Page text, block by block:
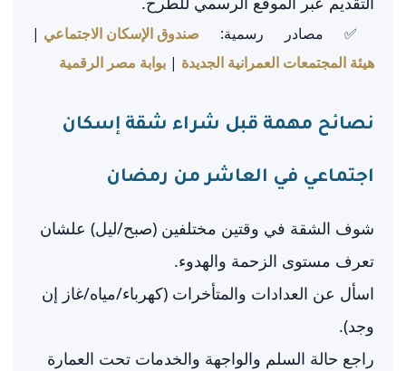
✅ مصادر رسمية: صندوق الإسكان الاجتماعي |
هيئة المجتمعات العمرانية الجديدة | بوابة مصر الرقمية
نصائح مهمة قبل شراء شقة إسكان
اجتماعي في العاشر من رمضان
شوف الشقة في وقتين مختلفين (صبح/ليل) علشان
تعرف مستوى الزحمة والهدوء.
اسأل عن العدادات والمتأخرات (كهرباء/مياه/غاز إن
وجد).
راجع حالة السلم والواجهة والخدمات تحت العمارة